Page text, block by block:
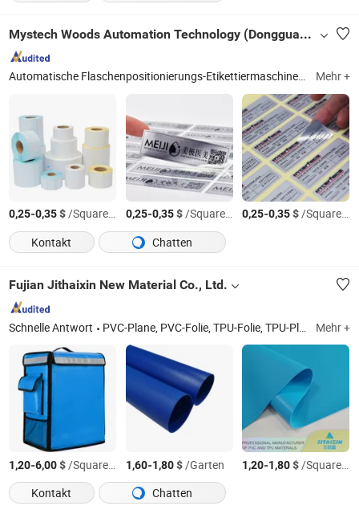
Mystech Woods Automation Technology (Dongguan) Co., Ltd.
Automatische Flaschenpositionierungs-Etikettiermaschine, Automatische Flaschenroll-Etikettiermaschine, Automatische Flach-Etikettiermaschine, Automatische doppelseitige Etikettiermaschine, Automatische horizontale Etikettiermaschine, Automatische Dampf-Sleeve-Etikettier- und Schrumpfmaschine, Halbautomatische Flaschen-Etikettiermaschine, Halbautomatische Eck-Etikettiermaschine, Automatische Paket-Etikettiermaschine, Etiketten Mehr +
0,25-0,35$/Square Meter 0,25-0,35$/Square Meter 0,25-0,35$/Square Meter
Kontakt
Chatten
Fujian Jithaixin New Material Co., Ltd.
Schnelle Antwort PVC-Plane, PVC-Folie, TPU-Folie, TPU-Plane, PVC-Netz, PVC-Stoff, PVC-Material, TPU-Stoff, TPU-Material Mehr +
1,20-6,00$/Square Meter 1,60-1,80$/Garten 1,20-1,80$/Square Meter
Kontakt
Chatten